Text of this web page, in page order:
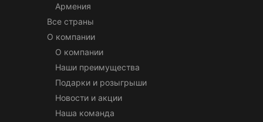
Армения
Все страны
О компании
О компании
Наши преимущества
Подарки и розыгрыши
Новости и акции
Наша команда